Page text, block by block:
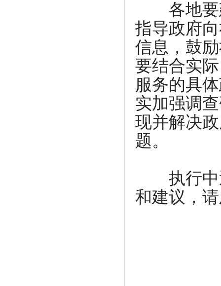
各地要建
指导政府
信息，鼓
要结合实
服务的具
实加强调
现并解决
题。
执行中遇
和建议，